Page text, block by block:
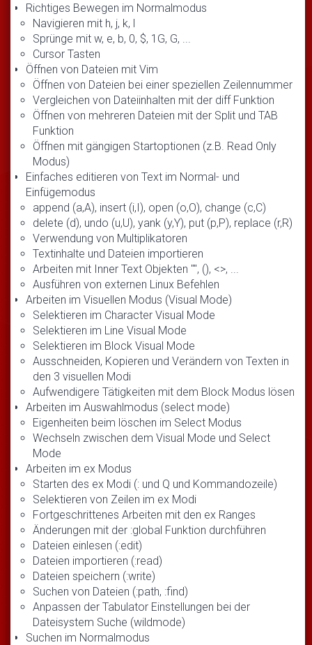
Richtiges Bewegen im Normalmodus
Navigieren mit h, j, k, l
Sprünge mit w, e, b, 0, $, 1G, G, ...
Cursor Tasten
Öffnen von Dateien mit Vim
Öffnen von Dateien bei einer speziellen Zeilennummer
Vergleichen von Dateiinhalten mit der diff Funktion
Öffnen von mehreren Dateien mit der Split und TAB
Funktion
Öffnen mit gängigen Startoptionen (z.B. Read Only
Modus)
Einfaches editieren von Text im Normal- und
Einfügemodus
append (a,A), insert (i,I), open (o,O), change (c,C)
delete (d), undo (u,U), yank (y,Y), put (p,P), replace (r,R)
Verwendung von Multiplikatoren
Textinhalte und Dateien importieren
Arbeiten mit Inner Text Objekten "", (), <>, ...
Ausführen von externen Linux Befehlen
Arbeiten im Visuellen Modus (Visual Mode)
Selektieren im Character Visual Mode
Selektieren im Line Visual Mode
Selektieren im Block Visual Mode
Ausschneiden, Kopieren und Verändern von Texten in
den 3 visuellen Modi
Aufwendigere Tätigkeiten mit dem Block Modus lösen
Arbeiten im Auswahlmodus (select mode)
Eigenheiten beim löschen im Select Modus
Wechseln zwischen dem Visual Mode und Select
Mode
Arbeiten im ex Modus
Starten des ex Modi (: und Q und Kommandozeile)
Selektieren von Zeilen im ex Modi
Fortgeschrittenes Arbeiten mit den ex Ranges
Änderungen mit der :global Funktion durchführen
Dateien einlesen (:edit)
Dateien importieren (:read)
Dateien speichern (:write)
Suchen von Dateien (:path, :find)
Anpassen der Tabulator Einstellungen bei der
Dateisystem Suche (wildmode)
Suchen im Normalmodus